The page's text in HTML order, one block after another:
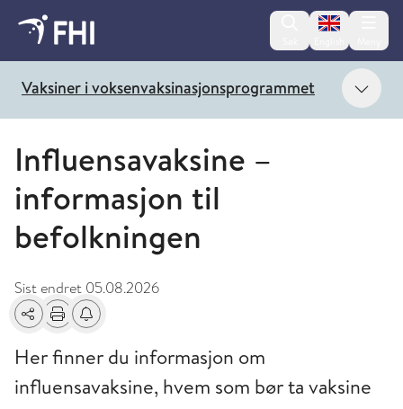
Change
Vaksiner i voksenvaksinasjonsprogrammet Vis
Influensavaksine –
informasjon til
befolkningen
Sist endret 05.08.2026
Del Skriv utFå varsel om endringer
Her finner du informasjon om
influensavaksine, hvem som bør ta vaksine